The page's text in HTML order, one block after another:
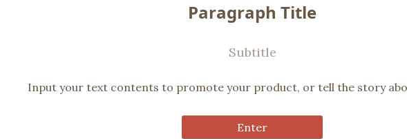
Paragraph Title
Subtitle
Input your text contents to promote your product, or tell the story
Enter